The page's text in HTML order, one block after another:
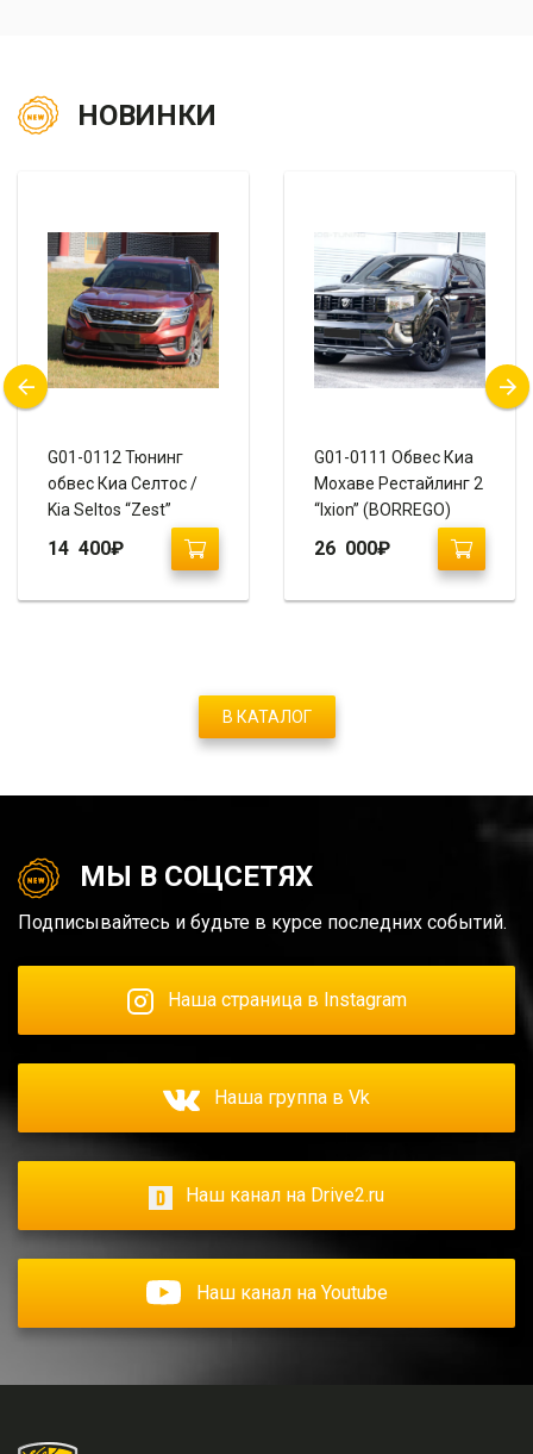
НОВИНКИ
G01-0112 Тюнинг
обвес Киа Селтос /
Kia Seltos “Zest”
14 400₽
G01-0111 Обвес Киа
Мохаве Рестайлинг 2
“Ixion” (BORREGO)
26 000₽
В КАТАЛОГ
МЫ В СОЦСЕТЯХ
Подписывайтесь и будьте в курсе последних событий.
Наша страница в Instagram
Наша группа в Vk
Наш канал на Drive2.ru
Наш канал на Youtube